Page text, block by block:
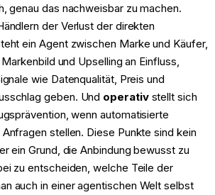
genau das nachweisbar zu machen.
der Verlust der direkten
ein Agent zwischen Marke und Käufer,
und Upselling an Einfluss,
wie Datenqualität, Preis und
geben. Und operativstellt sich
wenn automatisierte
stellen. Diese Punkte sind kein
ein Grund, die Anbindung bewusst zu
zu entscheiden, welche Teile der
auch in einer agentischen Welt selbst